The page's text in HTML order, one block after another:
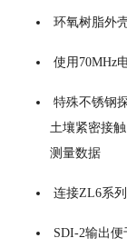
环氧树脂外
使用70MHz
特殊不锈钢
土壤紧密接
测量数据
连接ZL6系
SDI-2输出